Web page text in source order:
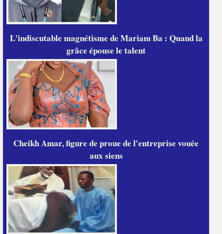
L'indiscutable magnétisme de Mariam Ba : Quand la
grâce épouse le talent
Cheikh Amar, figure de proue de l'entreprise vouée
aux siens